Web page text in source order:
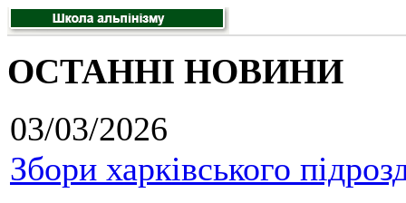
ОСТАННІ НОВИНИ
03/03/2026
Збори харківського